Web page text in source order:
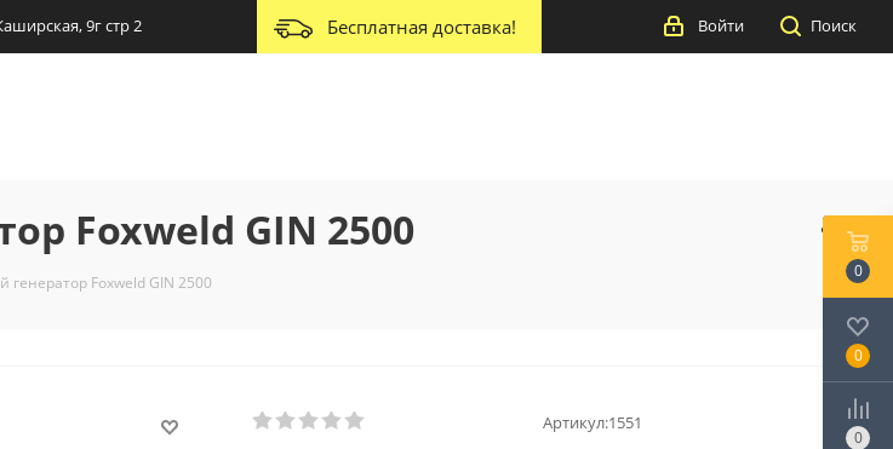
9г стр 2 Бесплатная доставка! Поиск
Войти
Foxweld GIN 2500
Foxweld GIN 2500
Артикул:1551
0
0
0